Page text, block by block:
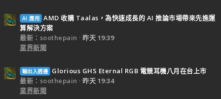
AI 應用 AMD 收購 Taalas，為快速成長的 AI 推論市場帶來先進運
算解決方案
最新：soothepain
昨天 19:39
業界新聞
輸出入週邊
Glorious GHS Eternal RGB 電競耳機八月在台上市
最新：soothepain
昨天 19:34
業界新聞